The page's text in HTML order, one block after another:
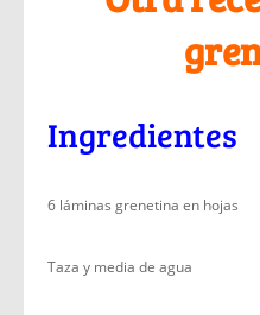
Ingredientes
6 láminas grenetina en hojas
Taza y media de agua